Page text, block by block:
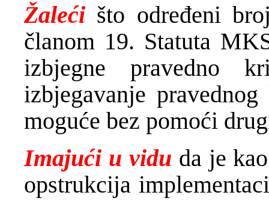
Žaleći što određeni
članom 19. Statuta
izbjegne pravedno
izbjegavanje
moguće bez pomoći
Imajući u vidu da je
opstrukcija